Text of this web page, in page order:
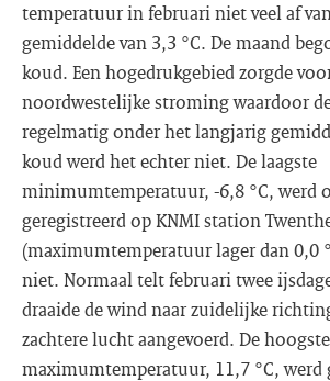
temperatuur in februari niet veel af
gemiddelde van 3,3 °C. De maand
koud. Een hogedrukgebied zorgde
noordwestelijke stroming waardoor
regelmatig onder het langjarig
koud werd het echter niet. De laagste
minimumtemperatuur, -6,8 °C, werd
geregistreerd op KNMI station
(maximumtemperatuur lager dan 0,0
niet. Normaal telt februari twee
draaide de wind naar zuidelijke
zachtere lucht aangevoerd. De hoogste
maximumtemperatuur, 11,7 °C, werd